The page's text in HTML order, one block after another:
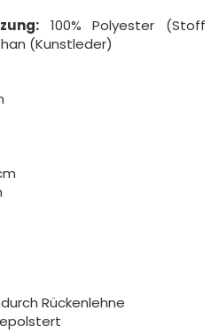
100% Polyester (Stoff
(Kunstleder)
Rückenlehne